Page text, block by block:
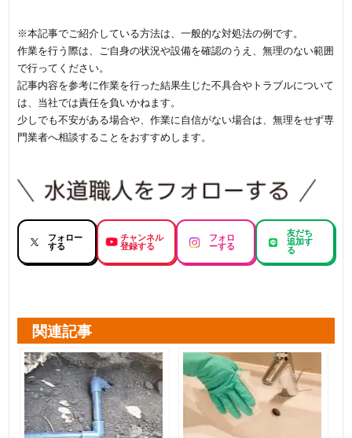
※本記事でご紹介している方法は、一般的な対処法の例です。
作業を行う際は、ご自身の状況や設備を確認のうえ、無理のない範囲
で行ってください。
記事内容を参考に作業を行った結果生じた不具合やトラブルについて
は、当社では責任を負いかねます。
少しでも不安がある場合や、作業に自信がない場合は、無理をせず専
門業者へ相談することをおすすめします。
フォロー
する
チャンネル
登録する
フォロ
ーする
友だち
追加す
る
関連記事